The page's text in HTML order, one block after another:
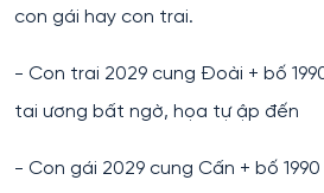
con gái hay con trai.
- Con trai 2029 cung Đoài + bố
tai ương bất ngờ, họa tự ập đến
- Con gái 2029 cung Cấn + bố